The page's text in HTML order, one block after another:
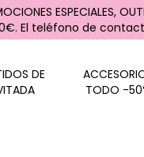
ESPECIALES,
El teléfono de
DE
TODO -